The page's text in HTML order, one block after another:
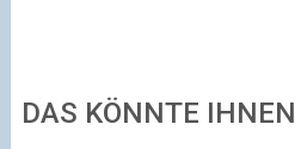
DAS KÖNNTE IHNEN